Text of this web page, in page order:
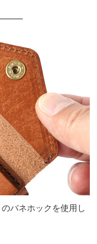
バネホックを使用し